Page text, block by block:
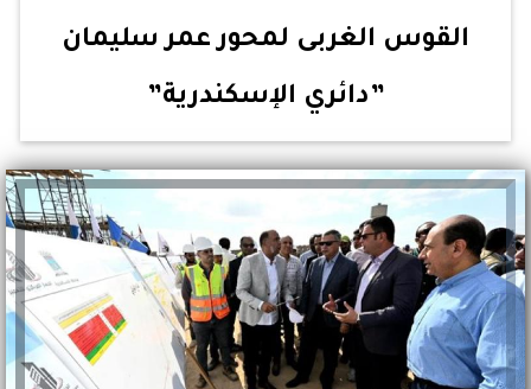
القوس الغربى لمحور عمر سليمان
”دائري الإسكندرية”